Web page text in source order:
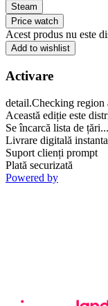
Steam
Price watch
Acest produs nu este
Add to wishlist
Activare
detail.Checking
Această ediție este
Se încarcă lista de țări...
Livrare digitală
Suport clienți prompt
Plată securizată
Powered by